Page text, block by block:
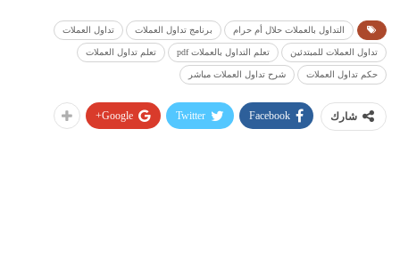
التداول بالعملات حلال أم حرام برنامج تداول العملات تداول العملات
تداول العملات للمبتدئين تعلم التداول بالعملات pdf تعلم تداول العملات
حكم تداول العملات شرح تداول العملات مباشر
شارك Facebook
Twitter
Google+